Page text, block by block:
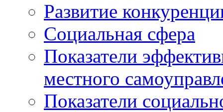
Развитие
Социальная сфера
Показатели
местного
Показатели